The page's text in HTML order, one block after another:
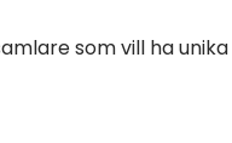
som vill ha unika